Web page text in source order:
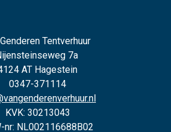
Tentverhuur
7a
AT Hagestein
0347-371114
KVK: 30213043
nr: NL002116688B02